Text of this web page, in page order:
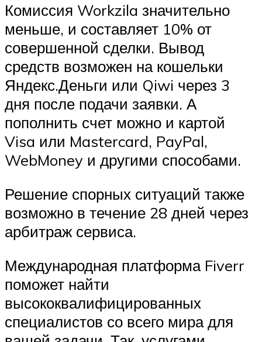
Комиссия Workzila значительно
меньше, и составляет 10% от
совершенной сделки. Вывод
средств возможен на кошельки
Яндекс.Деньги или Qiwi через 3
дня после подачи заявки. А
пополнить счет можно и картой
Visa или Mastercard, PayPal,
WebMoney и другими способами.
Решение спорных ситуаций также
возможно в течение 28 дней через
арбитраж сервиса.
Международная платформа Fiverr
поможет найти
высококвалифицированных
специалистов со всего мира для